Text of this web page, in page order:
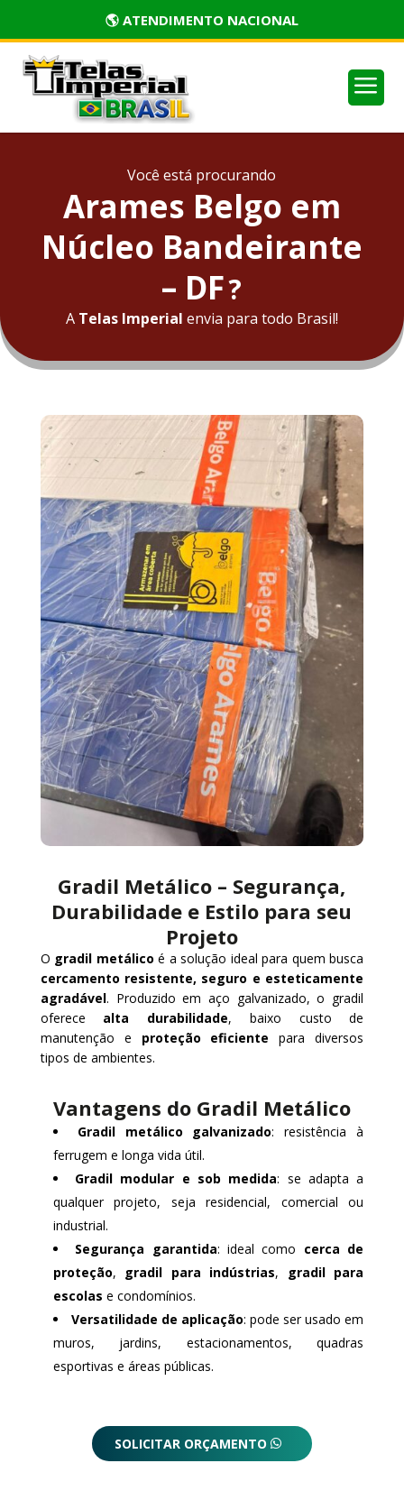
🏅 PRODUTOS CERTIFICADOS
a
Você está procurando
Arames Belgo em
Núcleo Bandeirante
– DF?
A Telas Imperial envia para todo Brasil!
Gradil Metálico – Segurança,
Durabilidade e Estilo para seu
Projeto
O gradil metálico é a solução ideal para quem busca
cercamento resistente, seguro e esteticamente
agradável. Produzido em aço galvanizado, o gradil
oferece alta durabilidade, baixo custo de
manutenção e proteção eficiente para diversos
tipos de ambientes.
Vantagens do Gradil Metálico
Gradil metálico galvanizado: resistência à
ferrugem e longa vida útil.
Gradil modular e sob medida: se adapta a
qualquer projeto, seja residencial, comercial ou
industrial.
Segurança garantida: ideal como cerca de
proteção, gradil para indústrias, gradil para
escolas e condomínios.
Versatilidade de aplicação: pode ser usado em
muros, jardins, estacionamentos, quadras
esportivas e áreas públicas.
SOLICITAR ORÇAMENTO